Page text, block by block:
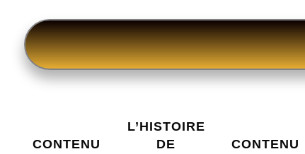
CONTENU
L’HISTOIRE
DE
CONTENU